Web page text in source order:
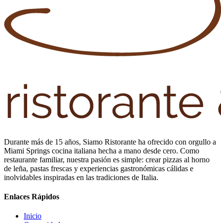
Durante más de 15 años, Siamo Ristorante ha ofrecido con orgullo a
Miami Springs cocina italiana hecha a mano desde cero. Como
restaurante familiar, nuestra pasión es simple: crear pizzas al horno
de leña, pastas frescas y experiencias gastronómicas cálidas e
inolvidables inspiradas en las tradiciones de Italia.
Enlaces Rápidos
Inicio